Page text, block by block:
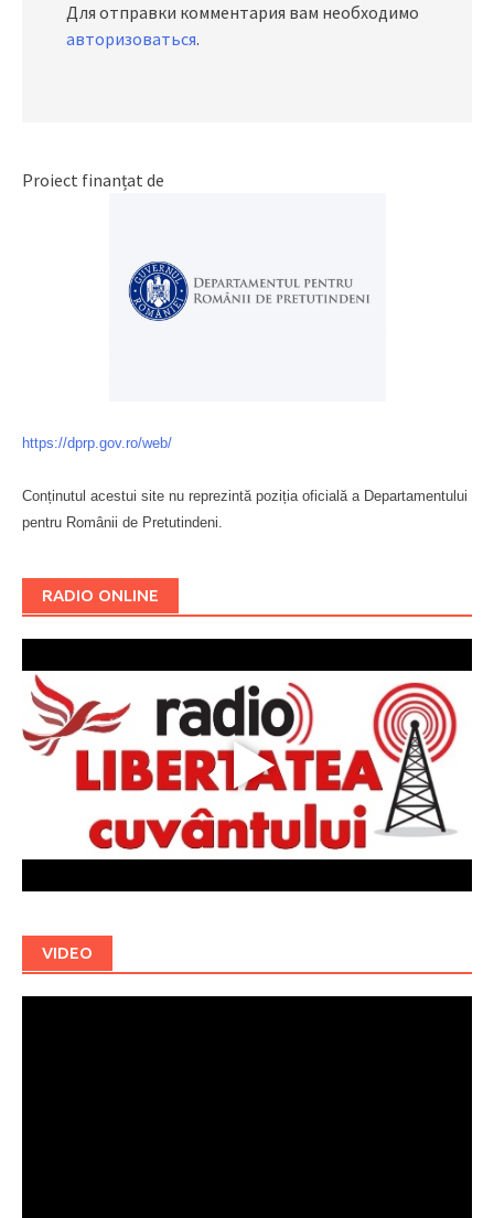
Для отправки комментария вам необходимо
авторизоваться.
Proiect finanțat de
https://dprp.gov.ro/web/
Conținutul acestui site nu reprezintă poziția oficială a Departamentului
pentru Românii de Pretutindeni.
RADIO ONLINE
VIDEO